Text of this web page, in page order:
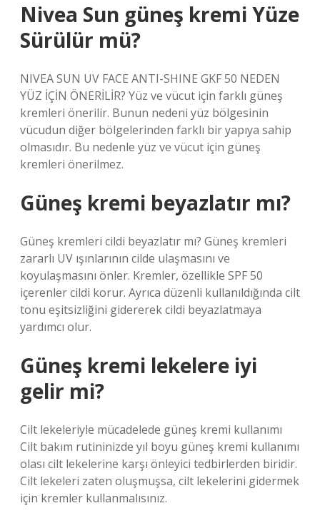
Nivea Sun güneş kremi Yüze
Sürülür mü?
NIVEA SUN UV FACE ANTI-SHINE GKF 50 NEDEN
YÜZ İÇİN ÖNERİLİR? Yüz ve vücut için farklı güneş
kremleri önerilir. Bunun nedeni yüz bölgesinin
vücudun diğer bölgelerinden farklı bir yapıya sahip
olmasıdır. Bu nedenle yüz ve vücut için güneş
kremleri önerilmez.
Güneş kremi beyazlatır mı?
Güneş kremleri cildi beyazlatır mı? Güneş kremleri
zararlı UV ışınlarının cilde ulaşmasını ve
koyulaşmasını önler. Kremler, özellikle SPF 50
içerenler cildi korur. Ayrıca düzenli kullanıldığında cilt
tonu eşitsizliğini gidererek cildi beyazlatmaya
yardımcı olur.
Güneş kremi lekelere iyi
gelir mi?
Cilt lekeleriyle mücadelede güneş kremi kullanımı
Cilt bakım rutininizde yıl boyu güneş kremi kullanımı
olası cilt lekelerine karşı önleyici tedbirlerden biridir.
Cilt lekeleri zaten oluşmuşsa, cilt lekelerini gidermek
için kremler kullanmalısınız.